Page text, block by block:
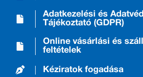
Adatkezelési és
Tájékoztató (GDPR)
Online vásárlási és
feltételek
Kéziratok fogadása